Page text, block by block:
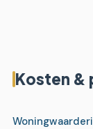
Kosten &